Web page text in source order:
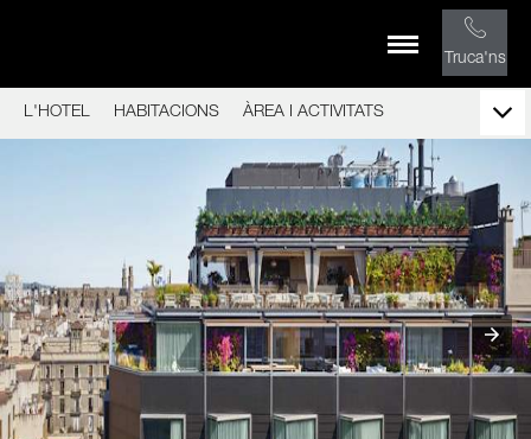
Truca'ns
L'HOTEL HABITACIONS ÀREA I ACTIVITATS